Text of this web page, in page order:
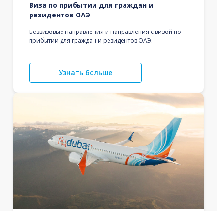
Виза по прибытии для граждан и
резидентов ОАЭ
Безвизовые направления и направления с визой по
прибытии для граждан и резидентов ОАЭ.
Узнать больше